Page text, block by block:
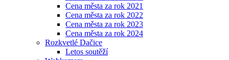
Cena města za rok 2021
Cena města za rok 2022
Cena města za rok 2023
Cena města za rok 2024
Rozkvetlé Dačice
Letos soutěží